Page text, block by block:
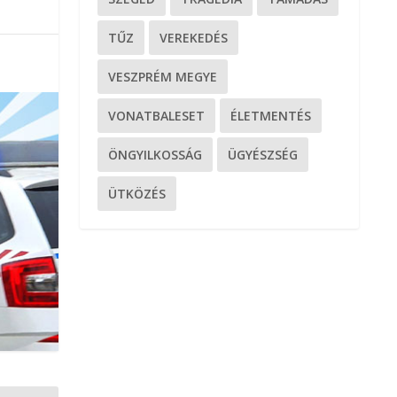
TŰZ VEREKEDÉS
VESZPRÉM MEGYE
VONATBALESET ÉLETMENTÉS
ÖNGYILKOSSÁG ÜGYÉSZSÉG
ÜTKÖZÉS